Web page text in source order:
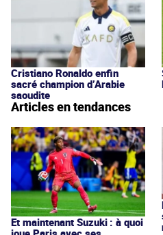
Cristiano Ronaldo enfin
sacré champion d’Arabie
saoudite
Articles en tendances
Et maintenant Suzuki : à quoi